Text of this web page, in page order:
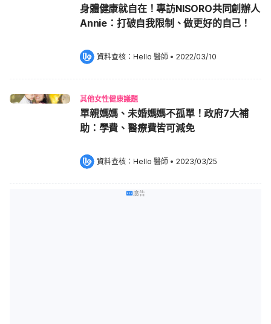
身體健康就自在！專訪NISORO共同創辦人
Annie：打破自我限制、做更好的自己！
資料查核： Hello 醫師 • 2022/03/10
其他女性健康議題
單親媽媽、未婚媽媽不孤單！政府7大補
助：學費、醫療費皆可減免
資料查核： Hello 醫師 • 2023/03/25
廣告